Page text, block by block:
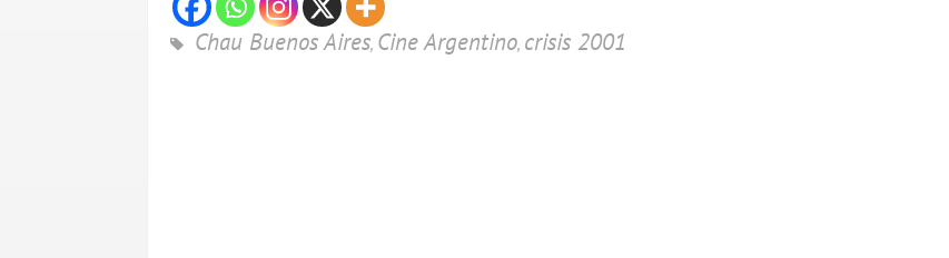
Chau Buenos Aires, Cine Argentino, crisis 2001